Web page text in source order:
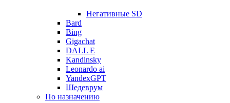
Негативные SD
Bard
Bing
Gigachat
DALL E
Kandinsky
Leonardo ai
YandexGPT
Шедеврум
По назначению